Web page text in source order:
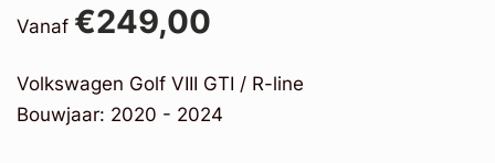
Vanaf €249,00
Volkswagen Golf VIII GTI / R-line
Bouwjaar: 2020 - 2024